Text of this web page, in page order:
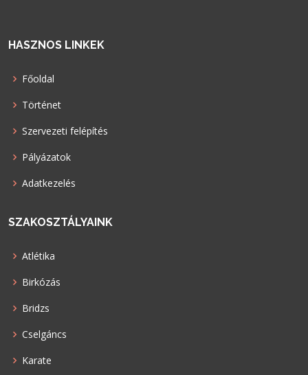
HASZNOS LINKEK
Főoldal
Történet
Szervezeti felépítés
Pályázatok
Adatkezelés
SZAKOSZTÁLYAINK
Atlétika
Birkózás
Bridzs
Cselgáncs
Karate